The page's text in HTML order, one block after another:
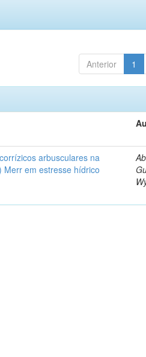
Anterior 1
arbusculares na
Merr em estresse hídrico